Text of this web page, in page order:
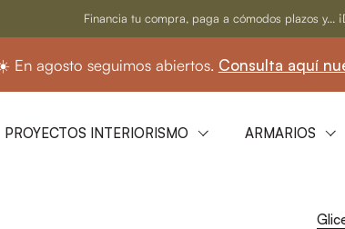
Financia tu compra, paga a cómodos plazos y...
seguimos abiertos.Consulta aquí nuestro
PROYECTOS INTERIORISMO ARMARIOS